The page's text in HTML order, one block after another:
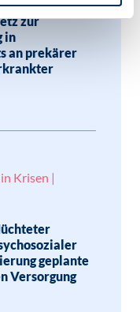
zur
in
an prekärer
Krisen |
geplante
Versorgung